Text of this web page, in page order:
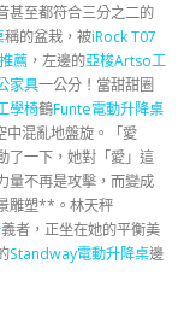
甚至都符合三分之二的
稱的盆栽，被iRock T07
薦 ，左邊的亞梭Artso工
家具一公分！當甜甜圈
學椅鶴Funte電動升降桌
中混亂地盤旋。「愛
了一下，她對「愛」這
量不再是攻擊，而變成
雕塑**。林天秤
義者，正坐在她的平衡美
Standway電動升降桌邊